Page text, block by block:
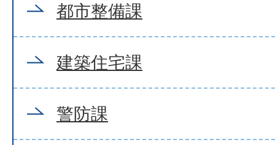
都市整備課
建築住宅課
警防課